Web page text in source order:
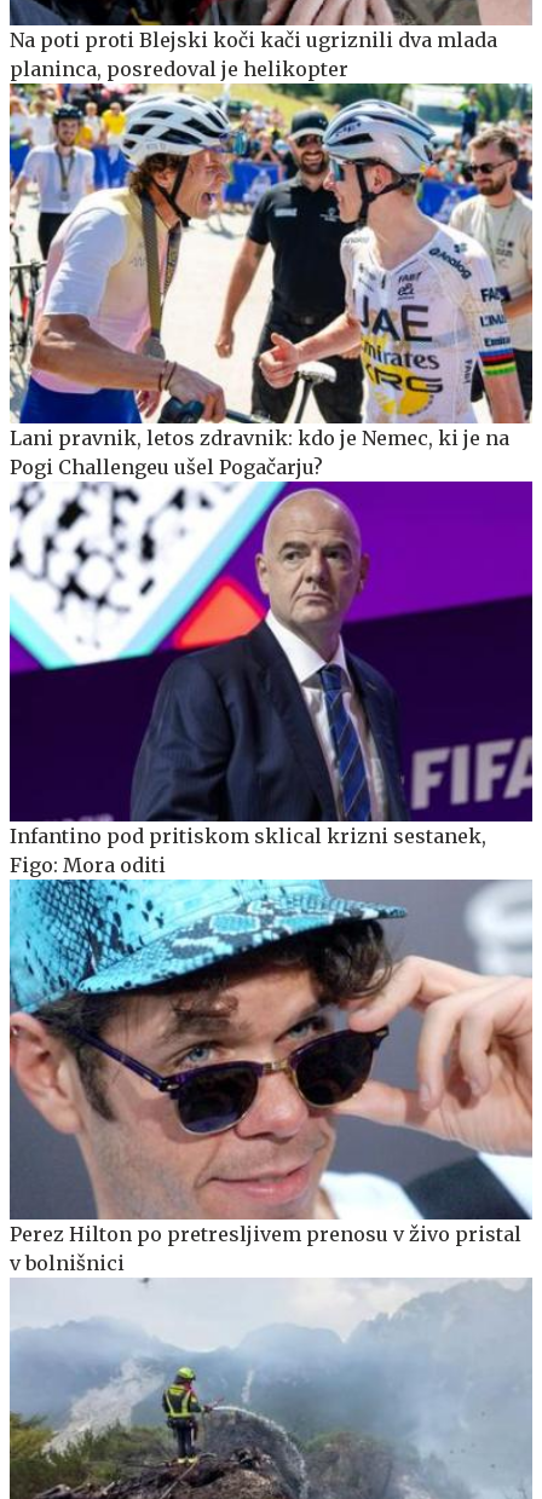
Na poti proti Blejski koči kači ugriznili dva mlada
planinca, posredoval je helikopter
Lani pravnik, letos zdravnik: kdo je Nemec, ki je na
Pogi Challengeu ušel Pogačarju?
Infantino pod pritiskom sklical krizni sestanek,
Figo: Mora oditi
Perez Hilton po pretresljivem prenosu v živo pristal
v bolnišnici